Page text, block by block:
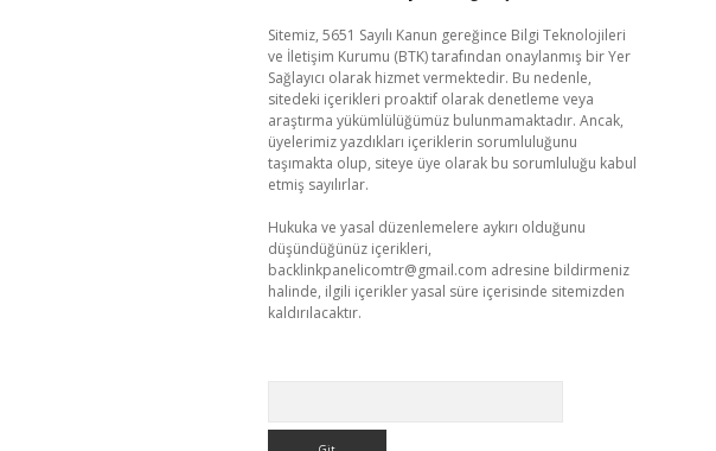
Sitemiz, 5651 Sayılı Kanun gereğince Bilgi Teknolojileri
ve İletişim Kurumu (BTK) tarafından onaylanmış bir Yer
Sağlayıcı olarak hizmet vermektedir. Bu nedenle,
sitedeki içerikleri proaktif olarak denetleme veya
araştırma yükümlülüğümüz bulunmamaktadır. Ancak,
üyelerimiz yazdıkları içeriklerin sorumluluğunu
taşımakta olup, siteye üye olarak bu sorumluluğu kabul
etmiş sayılırlar.
Hukuka ve yasal düzenlemelere aykırı olduğunu
düşündüğünüz içerikleri,
backlinkpanelicomtr@gmail.com adresine bildirmeniz
halinde, ilgili içerikler yasal süre içerisinde sitemizden
kaldırılacaktır.